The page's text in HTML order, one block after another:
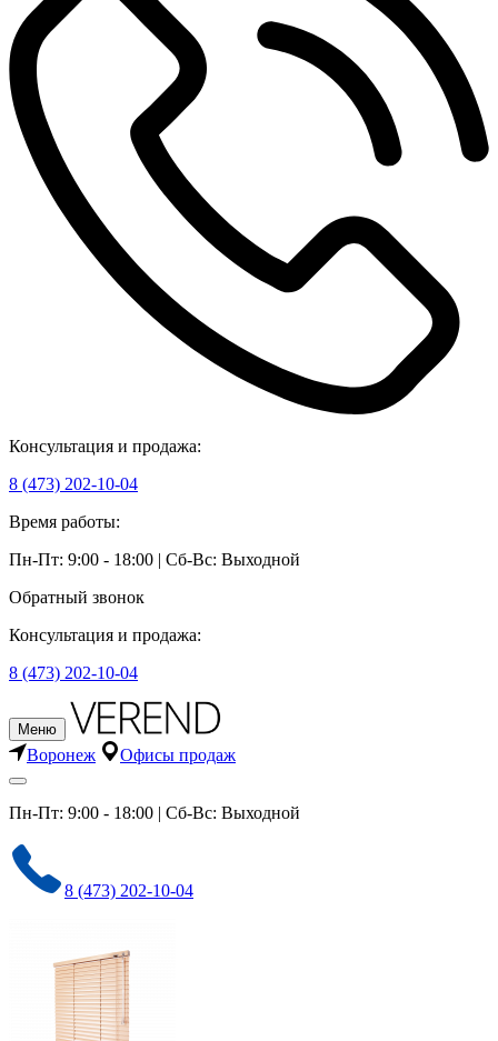
Консультация и продажа:
8 (473) 202-10-04
Время работы:
Пн-Пт: 9:00 - 18:00 | Сб-Вс: Выходной
Обратный звонок
Консультация и продажа:
8 (473) 202-10-04
Меню
Воронеж Офисы продаж
Пн-Пт: 9:00 - 18:00 | Сб-Вс: Выходной
8 (473) 202-10-04